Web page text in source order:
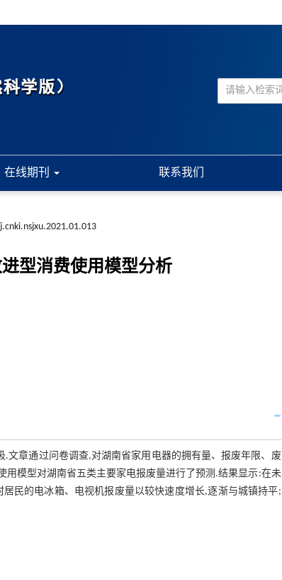
在线期刊 联系我们
型消费使用模型分析
文章通过问卷调查,对湖南省家用电器的拥有量、报废年限、废
用模型对湖南省五类主要家电报废量进行了预测.结果显示:在未
民的电冰箱、电视机报废量以较快速度增长,逐渐与城镇持平;